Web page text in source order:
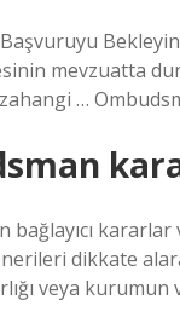
mevzuatta
…
bağlayıcı
dikkate
veya kurumun